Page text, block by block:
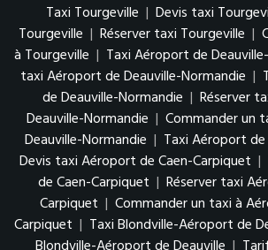
Taxi Tourgeville | Devis taxi
Tourgeville | Réserver taxi Tourgeville |
à Tourgeville | Taxi Aéroport de
taxi Aéroport de Deauville-Normandie |
de Deauville-Normandie | Réserver
Deauville-Normandie | Commander un
Deauville-Normandie | Taxi Aéroport
Devis taxi Aéroport de Caen-Carpiquet |
de Caen-Carpiquet | Réserver taxi
Carpiquet | Commander un taxi à
Carpiquet | Taxi Blondville-Aéroport de